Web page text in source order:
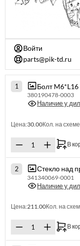
Войти
parts@pik-td.ru
1 Болт M6*L16
380190478-0003
Наличие у
Цена:30.00Кол. на
В
2 Стекло над
341340069-0001
Наличие у
Цена:211.00Кол. на
В